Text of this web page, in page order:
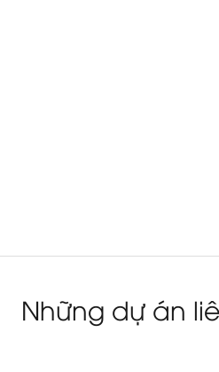
Những dự án